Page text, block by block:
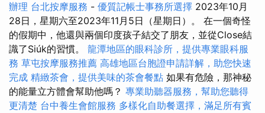
辦理 台北按摩服務 - 優質記帳士事務所選擇 2023年10月
28日，星期六至2023年11月5日（星期日）。 在一個奇怪
的假期中，他還與兩個印度孩子結交了朋友，並從Close結
識了Siúk的習慣。 龍潭地區的眼科診所，提供專業眼科服
務 草屯按摩服務推薦 高雄地區台胞證申請詳解，助您快速
完成 精緻茶會，提供美味的茶會餐點 如果有危險，那神秘
的能量立方體會幫助他嗎？ 專業助聽器服務，幫助您聽得
更清楚 台中養生會館服務 多樣化自助餐選擇，滿足所有賓